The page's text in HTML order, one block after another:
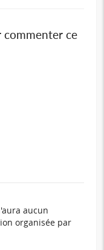
commenter ce
aucun
organisée par